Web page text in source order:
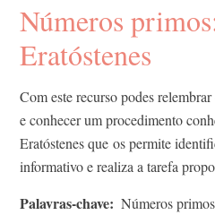
Números
Eratóstenes
Com este recurso podes
e conhecer um procedimento
Eratóstenes que os permite
informativo e realiza a tarefa
Palavras-chave
Números